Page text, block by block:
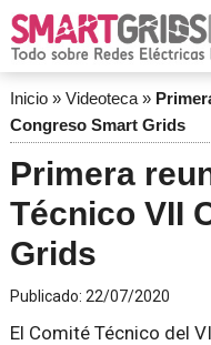
Inicio» Videoteca»
Congreso Smart Grids
Primera
Técnico VII
Grids
Publicado: 22/07/2020
El Comité Técnico del